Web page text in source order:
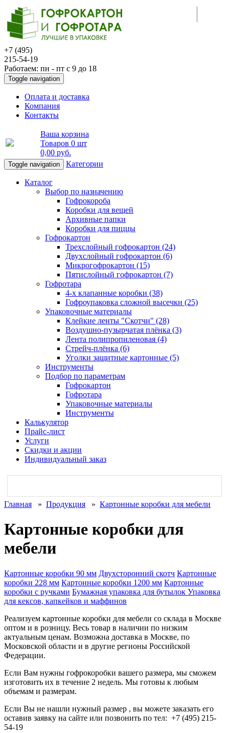
+7 (495)
215-54-19
Работаем: пн - пт с 9 до 18
Toggle navigation
Оплата и доставка
Компания
Контакты
Ваша корзина
Товаров 0 шт
0,00 руб.
Toggle navigation Категории
Каталог
Выбор по назначению
Гофрокороба
Коробки для вещей
Архивные папки
Коробки для пиццы
Гофрокартон
Трехслойный гофрокартон (24)
Двухслойный гофрокартон (6)
Микрогофрокартон (15)
Пятислойный гофрокартон (7)
Гофротара
4-х клапанные коробки (38)
Гофроупаковка сложной высечки (25)
Упаковочные материалы
Клейкие ленты "Скотчи" (28)
Воздушно-пузырчатая плёнка (3)
Лента полипропиленовая (4)
Стрейч-плёнка (6)
Уголки защитные картонные (5)
Инструменты
Подбор по параметрам
Гофрокартон
Гофротара
Упаковочные материалы
Инструменты
Калькулятор
Прайс-лист
Услуги
Скидки и акции
Индивидуальный заказ
Главная » Продукция » Картонные коробки для мебели
Картонные коробки для
мебели
Картонные коробки 90 мм Двухсторонний скотч Картонные
коробки 228 мм Картонные коробки 1200 мм Картонные
коробки с ручками Бумажная упаковка для бутылок Упаковка
для кексов, капкейков и маффинов
Реализуем картонные коробки для мебели со склада в Москве
оптом и в розницу. Весь товар в наличии по низким
актуальным ценам. Возможна доставка в Москве, по
Московской области и в другие регионы Российской
Федерации.
Если Вам нужны гофрокоробки вашего размера, мы сможем
изготовить их в течение 2 недель. Мы готовы к любым
объемам и размерам.
Если Вы не нашли нужный размер , вы можете заказать его
оставив заявку на сайте или позвонить по тел: +7 (495) 215-
54-19